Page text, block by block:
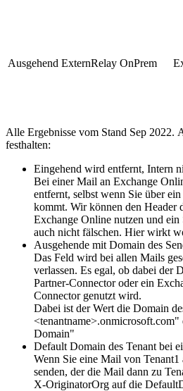
Ausgehend ExternRelay OnPrem
Alle Ergebnisse vom Stand Sep 2022.
festhalten:
Eingehend wird entfernt, Intern
Bei einer Mail an Exchange
entfernt, selbst wenn Sie über
kommt. Wir können den Header
Exchange Online nutzen und ein
auch nicht fälschen. Hier wirkt
Ausgehende mit Domain des
Das Feld wird bei allen Mails
verlassen. Es egal, ob dabei der
Partner-Connector oder ein
Connector genutzt wird.
Dabei ist der Wert die Domain
Domain"
Default Domain des Tenant bei
Wenn Sie eine Mail von
senden, der die Mail dann zu
X-OriginatorOrg auf die